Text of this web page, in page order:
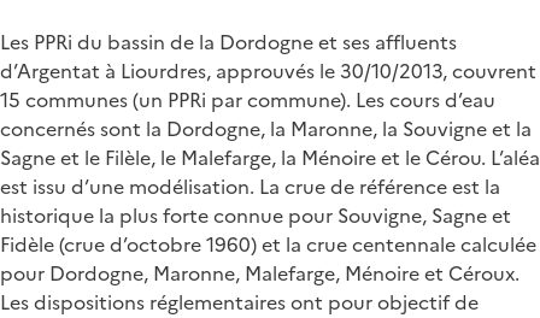
Les PPRi du bassin de la Dordogne et ses affluents
d’Argentat à Liourdres, approuvés le 30/10/2013, couvrent
15 communes (un PPRi par commune). Les cours d’eau
concernés sont la Dordogne, la Maronne, la Souvigne et la
Sagne et le Filèle, le Malefarge, la Ménoire et le Cérou. L’aléa
est issu d’une modélisation. La crue de référence est la
historique la plus forte connue pour Souvigne, Sagne et
Fidèle (crue d’octobre 1960) et la crue centennale calculée
pour Dordogne, Maronne, Malefarge, Ménoire et Céroux.
Les dispositions réglementaires ont pour objectif de